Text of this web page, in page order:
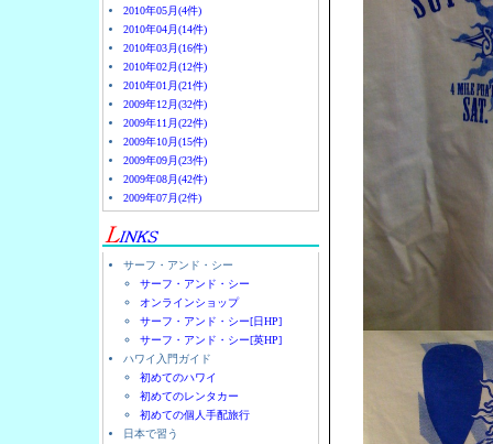
2010年05月(4件)
2010年04月(14件)
2010年03月(16件)
2010年02月(12件)
2010年01月(21件)
2009年12月(32件)
2009年11月(22件)
2009年10月(15件)
2009年09月(23件)
2009年08月(42件)
2009年07月(2件)
サーフ・アンド・シー
サーフ・アンド・シー
オンラインショップ
サーフ・アンド・シー[日HP]
サーフ・アンド・シー[英HP]
ハワイ入門ガイド
初めてのハワイ
初めてのレンタカー
初めての個人手配旅行
日本で習う